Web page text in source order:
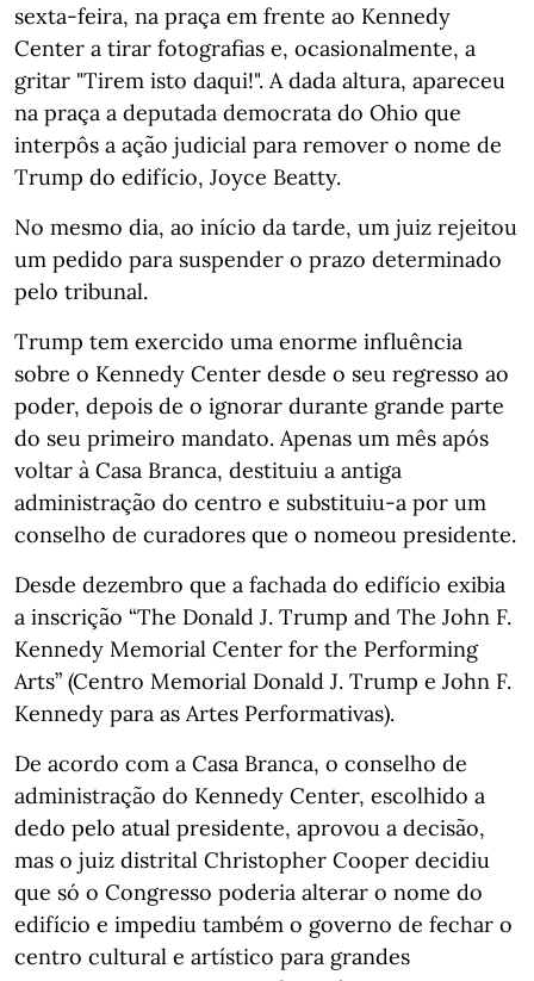
sexta-feira, na praça em frente ao Kennedy
Center a tirar fotografias e, ocasionalmente, a
gritar "Tirem isto daqui!". A dada altura, apareceu
na praça a deputada democrata do Ohio que
interpôs a ação judicial para remover o nome de
Trump do edifício, Joyce Beatty.
No mesmo dia, ao início da tarde, um juiz rejeitou
um pedido para suspender o prazo determinado
pelo tribunal.
Trump tem exercido uma enorme influência
sobre o Kennedy Center desde o seu regresso ao
poder, depois de o ignorar durante grande parte
do seu primeiro mandato. Apenas um mês após
voltar à Casa Branca, destituiu a antiga
administração do centro e substituiu-a por um
conselho de curadores que o nomeou presidente.
Desde dezembro que a fachada do edifício exibia
a inscrição “The Donald J. Trump and The John F.
Kennedy Memorial Center for the Performing
Arts” (Centro Memorial Donald J. Trump e John F.
Kennedy para as Artes Performativas).
De acordo com a Casa Branca, o conselho de
administração do Kennedy Center, escolhido a
dedo pelo atual presidente, aprovou a decisão,
mas o juiz distrital Christopher Cooper decidiu
que só o Congresso poderia alterar o nome do
edifício e impediu também o governo de fechar o
centro cultural e artístico para grandes